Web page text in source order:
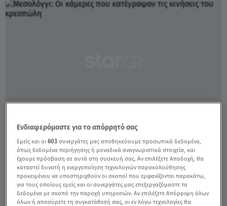
Mεσολόγγι: Oι Κάμερες Κατέγραψαν Τις
Κινήσεις Του Κρεοπώλη - Video
Ενδιαφερόμαστε για το απόρρητό σας
Εμείς και οι603 συνεργάτες μας αποθηκεύουμε προσωπικά δεδομένα,
όπως δεδομένα περιήγησης ή μοναδικά αναγνωριστικά στοιχεία, και
έχουμε πρόσβαση σε αυτά στη συσκευή σας. Αν επιλέξετε Αποδοχή, θα
καταστεί δυνατή η ενεργοποίηση τεχνολογιών παρακολούθησης
προκειμένου να υποστηριχθούν οι σκοποί που εμφανίζονται παρακάτω,
για τους οποίους εμείς και οι συνεργάτες μας επεξεργαζόμαστε τα
δεδομένα με σκοπό την παροχή υπηρεσιών. Αν επιλέξετε Απόρριψη όλων
όλων ή αποσύρετε τη συγκατάθεσή σας, οι εν λόγω τεχνολογίες θα